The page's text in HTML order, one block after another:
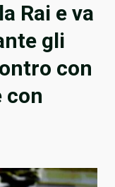
Rai e va
gli
con
con